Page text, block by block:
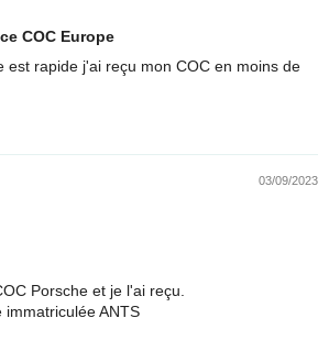
COC Europe
est rapide j'ai reçu mon COC en moins de
03/09/2023
Porsche et je l'ai reçu.
ANTS